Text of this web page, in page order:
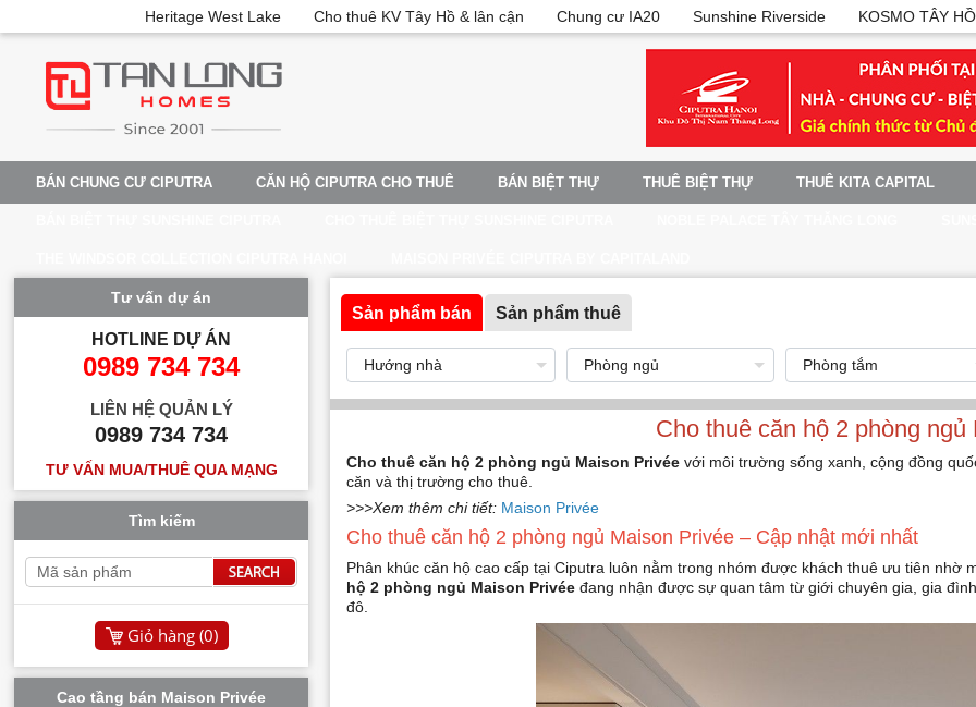
Heritage West Lake Cho thuê KV Tây Hồ & lân cận Chung cư IA20 Sunshine Riverside KOSMO TÂY HỒ
BÁN CHUNG CƯ CIPUTRA CĂN HỘ CIPUTRA CHO THUÊ BÁN BIỆT THỰ THUÊ BIỆT THỰ THUÊ KITA CAPITAL
Sản phẩm bán Sản phẩm thuê
Cho thuê căn hộ 2 phòng ngủ
Cho thuê căn hộ 2 phòng ngủ Maison Privée với môi trường sống xanh, cộng đồng
căn và thị trường cho thuê.
>>>Xem thêm chi tiết: Maison Privée
Cho thuê căn hộ 2 phòng ngủ Maison Privée – Cập nhật mới nhất
Phân khúc căn hộ cao cấp tại Ciputra luôn nằm trong nhóm được khách thuê ưu tiên
hộ 2 phòng ngủ Maison Privée đang nhận được sự quan tâm từ giới chuyên gia, gia
đô.
Tư vấn dự án
HOTLINE DỰ ÁN
0989 734 734
LIÊN HỆ QUẢN LÝ
0989 734 734
TƯ VẤN MUA/THUÊ QUA MẠNG
Tìm kiếm
Giỏ hàng (0)
Cao tầng bán Maison Privée